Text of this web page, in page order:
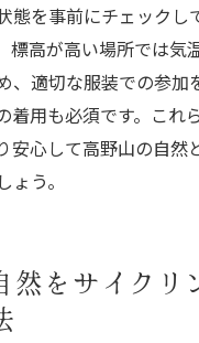
態を事前にチェックし
標高が高い場所では気
、適切な服装での参加
着用も必須です。これ
安心して高野山の自然
う。
然をサイクリ